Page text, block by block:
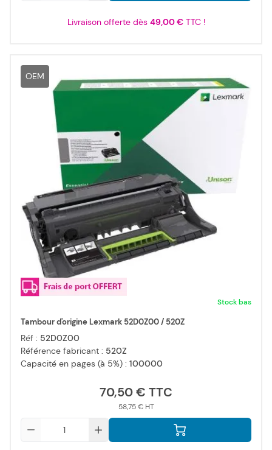
Livraison offerte dès 49,00 €TTC !
OEM
Stock bas
Tambour d'origine Lexmark 52D0Z00 / 520Z
Réf : 52D0Z00
Référence fabricant : 520Z
Capacité en pages (à 5%) : 100000
70,50 €
58,75 €